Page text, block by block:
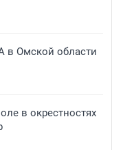
в Омской области
в окрестностях